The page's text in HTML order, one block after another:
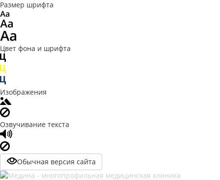
Размер шрифта
Цвет фона и шрифта
Изображения
Озвучивание текста
Обычная версия сайта